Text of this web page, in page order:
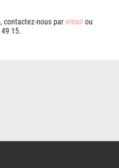
contactez-nous par email ou
15.